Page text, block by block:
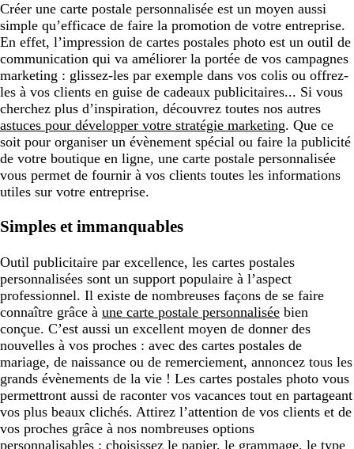
Créer une carte postale personnalisée est un moyen aussi
simple qu’efficace de faire la promotion de votre entreprise.
En effet, l’impression de cartes postales photo est un outil de
communication qui va améliorer la portée de vos campagnes
marketing : glissez-les par exemple dans vos colis ou offrez-
les à vos clients en guise de cadeaux publicitaires... Si vous
cherchez plus d’inspiration, découvrez toutes nos autres
astuces pour développer votre stratégie marketing. Que ce
soit pour organiser un évènement spécial ou faire la publicité
de votre boutique en ligne, une carte postale personnalisée
vous permet de fournir à vos clients toutes les informations
utiles sur votre entreprise.
Simples et immanquables
Outil publicitaire par excellence, les cartes postales
personnalisées sont un support populaire à l’aspect
professionnel. Il existe de nombreuses façons de se faire
connaître grâce à une carte postale personnalisée bien
conçue. C’est aussi un excellent moyen de donner des
nouvelles à vos proches : avec des cartes postales de
mariage, de naissance ou de remerciement, annoncez tous les
grands évènements de la vie ! Les cartes postales photo vous
permettront aussi de raconter vos vacances tout en partageant
vos plus beaux clichés. Attirez l’attention de vos clients et de
vos proches grâce à nos nombreuses options
personnalisables : choisissez le papier, le grammage, le type